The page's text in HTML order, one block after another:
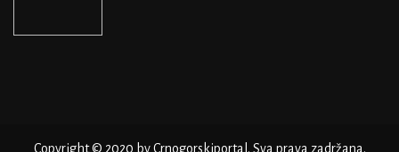
Copyright © 2020 by Crnogorskiportal. Sva prava zadržana.